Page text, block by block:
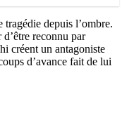
tragédie depuis l’ombre.
d’être reconnu par
créent un antagoniste
d’avance fait de lui